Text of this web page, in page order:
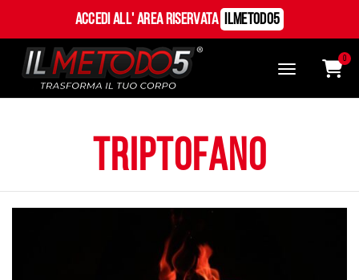
Accedi all' Area Riservata ILMetodo5
0
triptofano